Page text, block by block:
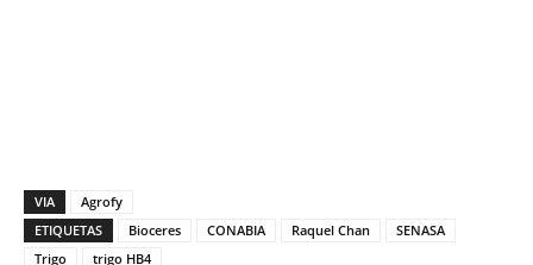
VIA
Agrofy
ETIQUETAS
Bioceres CONABIA Raquel Chan
SENASA
Trigo
trigo HB4